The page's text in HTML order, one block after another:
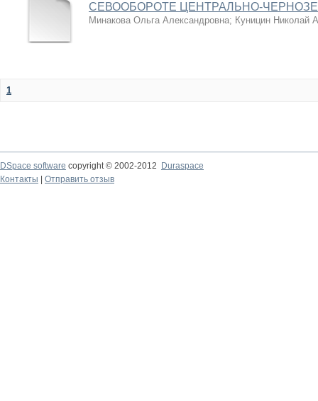
СЕВООБОРОТЕ ЦЕНТРАЛЬНО-
Минакова Ольга Александровна; Куницин Николай
1
DSpace software copyright © 2002-2012
Duraspace
Контакты
Отправить отзыв